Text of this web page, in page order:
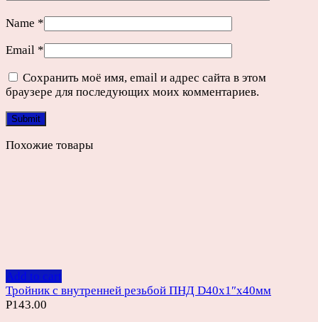
Name *
Email *
Сохранить моё имя, email и адрес сайта в этом
браузере для последующих моих комментариев.
Похожие товары
Add to cart
Тройник с внутренней резьбой ПНД D40х1″х40мм
Р143.00